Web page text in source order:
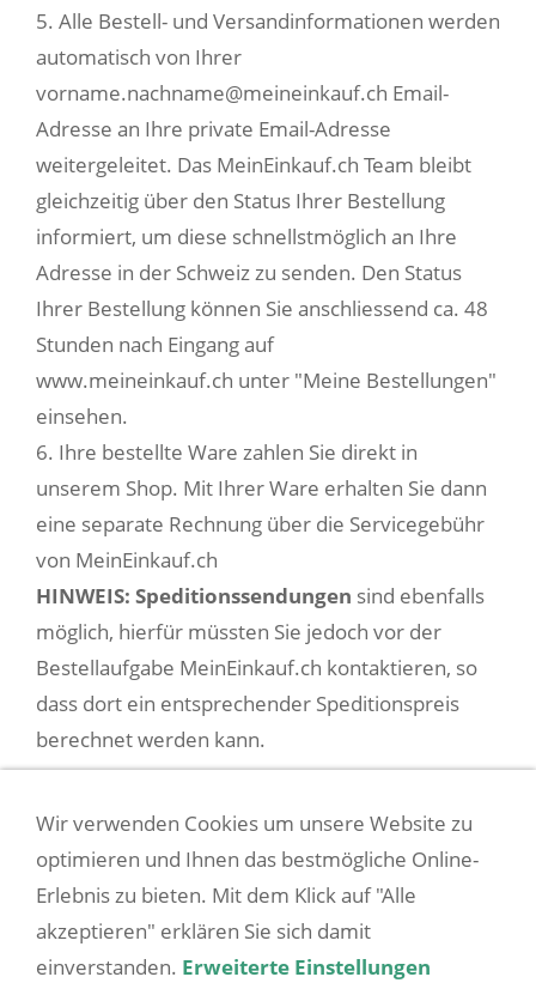
5. Alle Bestell- und Versandinformationen werden
automatisch von Ihrer
vorname.nachname@meineinkauf.ch Email-
Adresse an Ihre private Email-Adresse
weitergeleitet. Das MeinEinkauf.ch Team bleibt
gleichzeitig über den Status Ihrer Bestellung
informiert, um diese schnellstmöglich an Ihre
Adresse in der Schweiz zu senden. Den Status
Ihrer Bestellung können Sie anschliessend ca. 48
Stunden nach Eingang auf
www.meineinkauf.ch unter "Meine Bestellungen"
einsehen.
6. Ihre bestellte Ware zahlen Sie direkt in
unserem Shop. Mit Ihrer Ware erhalten Sie dann
eine separate Rechnung über die Servicegebühr
von MeinEinkauf.ch
HINWEIS: Speditionssendungen sind ebenfalls
möglich, hierfür müssten Sie jedoch vor der
Bestellaufgabe MeinEinkauf.ch kontaktieren, so
dass dort ein entsprechender Speditionspreis
berechnet werden kann.
SITEMAP
WIDERRUFSRECHT
Wir verwenden Cookies um unsere Website zu
optimieren und Ihnen das bestmögliche Online-
Erlebnis zu bieten. Mit dem Klick auf "Alle
akzeptieren" erklären Sie sich damit
einverstanden. Erweiterte Einstellungen